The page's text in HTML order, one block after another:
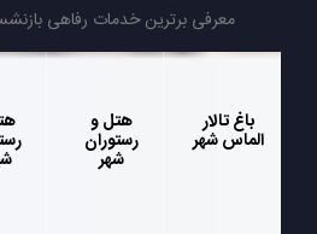
معرفی برترین خدمات رفاهی
باغ تالار
الماس شهر
هتل و
رستوران
شهر